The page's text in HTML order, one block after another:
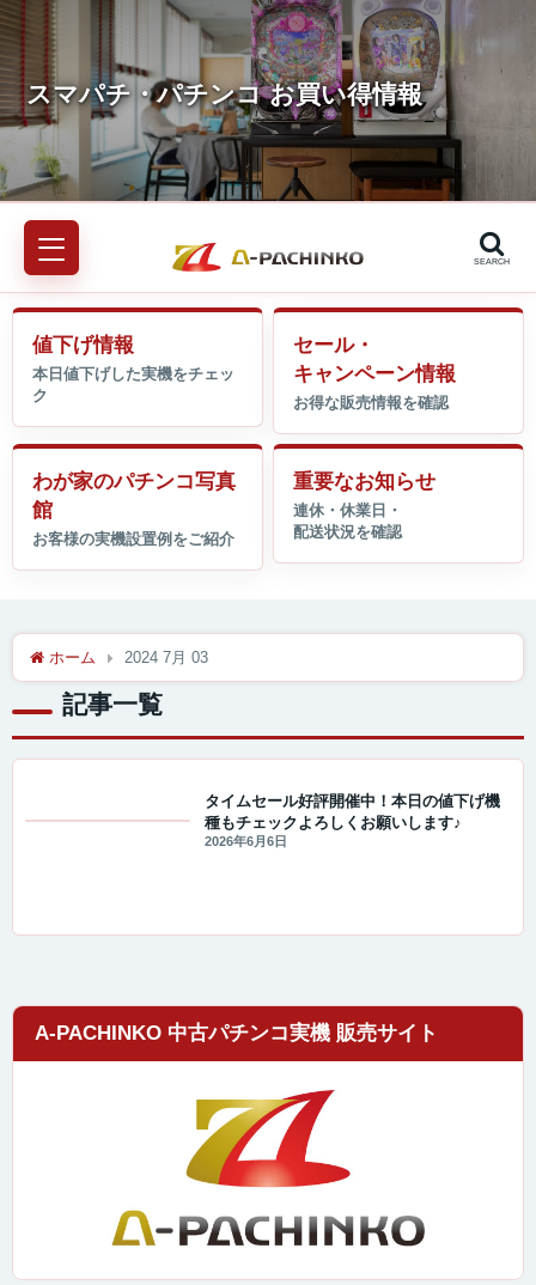
SEARCH
値下げ情報
セール・
キャンペーン情報
わが家のパチンコ写真
館
重要なお知らせ
ホーム 2024 7月 03
記事一覧
タイムセール好評開催中！本日の値下げ機
種もチェックよろしくお願いします♪
2026年6月6日
A-PACHINKO 中古パチンコ実機 販売サイト